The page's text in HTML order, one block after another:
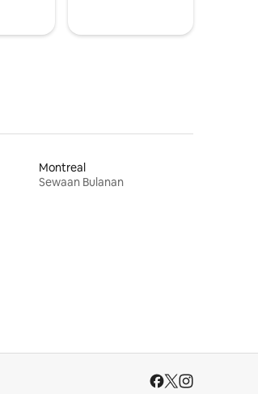
Montreal
Sewaan Bulanan